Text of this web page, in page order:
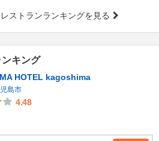
ストランランキングを見る
キング
HOTEL kagoshima
島市
4.48